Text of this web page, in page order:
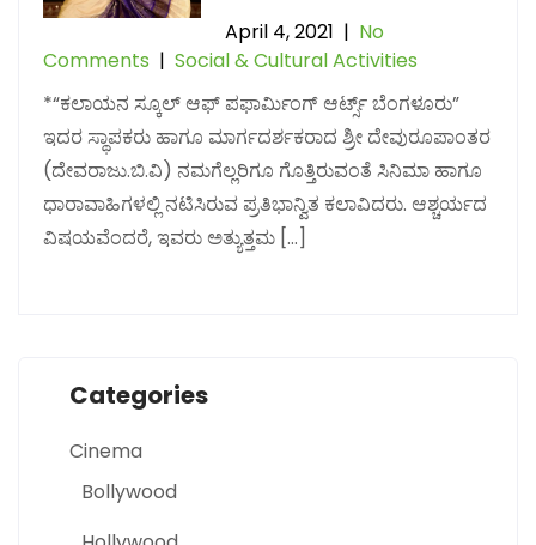
April 4, 2021 | No
Comments | Social & Cultural Activities
*“ಕಲಾಯನ ಸ್ಕೂಲ್ ಆಫ್ ಪಫಾರ್ಮಿಂಗ್ ಆರ್ಟ್ಸ್ ಬೆಂಗಳೂರು”
ಇದರ ಸ್ಥಾಪಕರು ಹಾಗೂ ಮಾರ್ಗದರ್ಶಕರಾದ ಶ್ರೀ ದೇವುರೂಪಾಂತರ
(ದೇವರಾಜು.ಬಿ.ವಿ) ನಮಗೆಲ್ಲರಿಗೂ ಗೊತ್ತಿರುವಂತೆ ಸಿನಿಮಾ ಹಾಗೂ
ಧಾರಾವಾಹಿಗಳಲ್ಲಿ ನಟಿಸಿರುವ ಪ್ರತಿಭಾನ್ವಿತ ಕಲಾವಿದರು. ಆಶ್ಚರ್ಯದ
ವಿಷಯವೆಂದರೆ, ಇವರು ಅತ್ಯುತ್ತಮ […]
Categories
Cinema
Bollywood